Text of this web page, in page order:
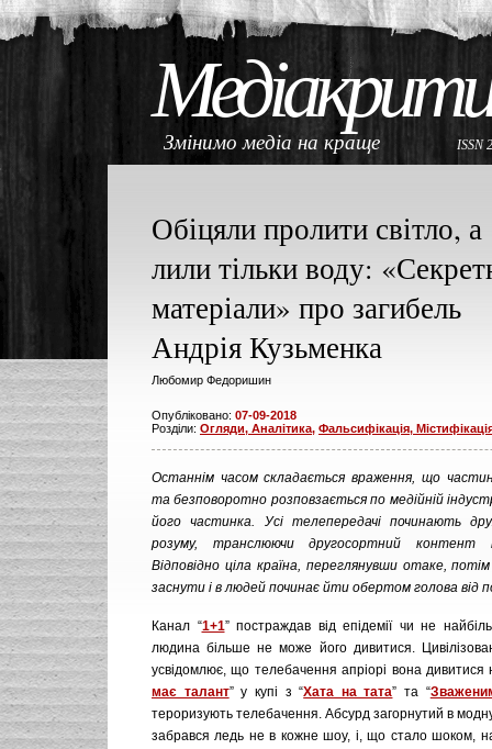
Змінимо медіа на краще ISSN
Обіцяли пролити світло, а
лили тільки воду:
матеріали» про загибель
Андрія Кузьменка
Любомир Федоришин
Опубліковано: 07-09-2018
Розділи: Огляди, Аналітика, Фальсифікація,
Останнім часом складається враження, що
та безповоротно розповзається по медійній
його частинка. Усі телепередачі починають
розуму, транслюючи другосортний контент
Відповідно ціла країна, переглянувши отаке,
заснути і в людей починає йти обертом голова від
Канал “1+1” постраждав від епідемії чи не
людина більше не може його дивитися.
усвідомлює, що телебачення апріорі вона дивитися
має талант” у купі з “Хата на тата” та “
тероризують телебачення. Абсурд загорнутий в
забрався ледь не в кожне шоу, і, що стало шоком,